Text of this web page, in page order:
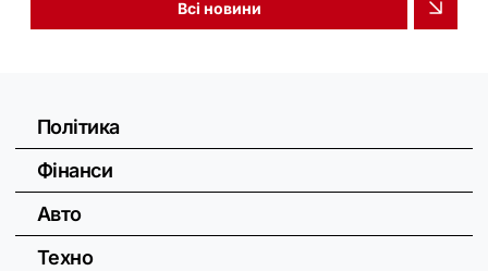
Всі новини
Політика
Фінанси
Авто
Техно